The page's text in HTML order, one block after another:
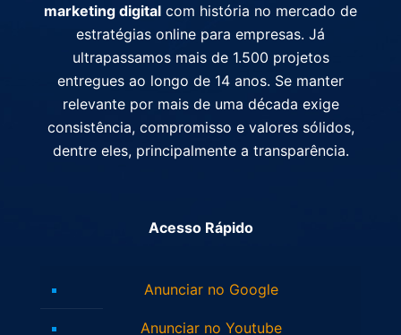
marketing digital com história no mercado de
estratégias online para empresas. Já
ultrapassamos mais de 1.500 projetos
entregues ao longo de 14 anos. Se manter
relevante por mais de uma década exige
consistência, compromisso e valores sólidos,
dentre eles, principalmente a transparência.
Acesso Rápido
Anunciar no Google
Anunciar no Youtube